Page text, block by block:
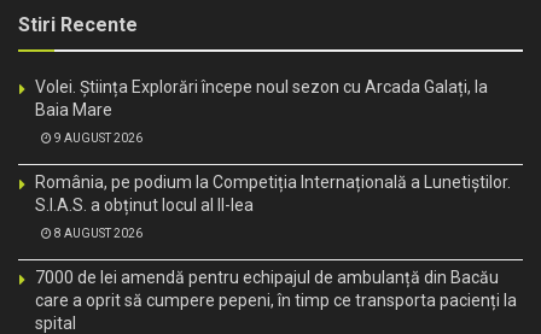
Stiri Recente
Volei. Știința Explorări începe noul sezon cu Arcada Galați, la
Baia Mare
9 AUGUST 2026
România, pe podium la Competiția Internațională a Lunetiștilor.
S.I.A.S. a obținut locul al II-lea
8 AUGUST 2026
7000 de lei amendă pentru echipajul de ambulanță din Bacău
care a oprit să cumpere pepeni, în timp ce transporta pacienți la
spital